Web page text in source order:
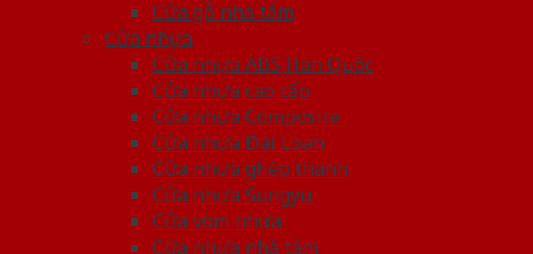
Cửa gỗ nhà tắm
Cửa nhựa
Cửa nhựa ABS Hàn Quốc
Cửa nhựa cao cấp
Cửa nhựa Composite
Cửa nhựa Đài Loan
Cửa nhựa ghép thanh
Cửa nhựa Sungyu
Cửa vòm nhựa
Cửa nhựa nhà tắm